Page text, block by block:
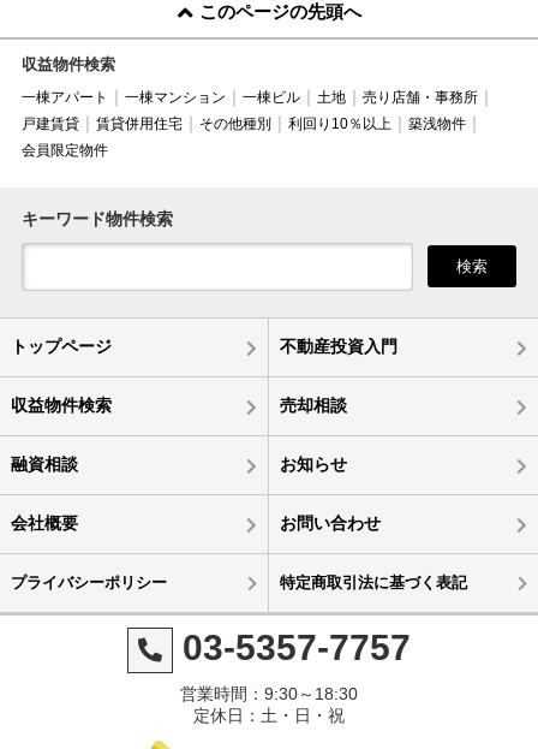
このページの先頭へ
収益物件検索
一棟アパート 一棟マンション 一棟ビル 土地
売り店舗・事務所
戸建賃貸
賃貸併用住宅 その他種別 利回り10％以上
築浅物件
会員限定物件
キーワード物件検索
検索
トップページ 不動産投資入門
収益物件検索 売却相談
融資相談 お知らせ
会社概要 お問い合わせ
プライバシーポリシー 特定商取引法に基づく表記
03-5357-7757
営業時間：9:30～18:30
定休日：土・日・祝